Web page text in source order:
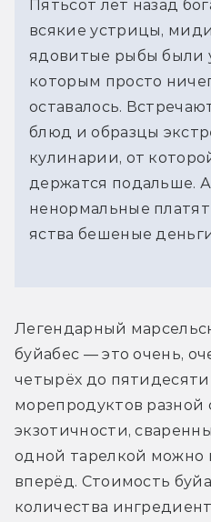
Пятьсот лет назад
всякие устрицы,
ядовитые рыбы были
которым просто
оставалось.
блюд и образцы
кулинарии, от
держатся подальше. А
ненормальные
яства бешеные
Легендарный
буйабес — это очень,
четырёх до
морепродуктов разной
экзотичности,
одной тарелкой можно
вперёд. Стоимость
количества